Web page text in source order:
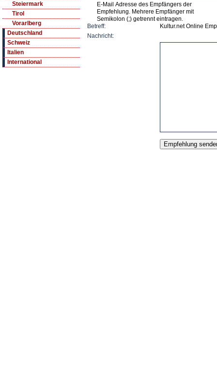
Steiermark
Tirol
Vorarlberg
Deutschland
Schweiz
Italien
International
E-Mail Adresse des Empfängers der
Empfehlung. Mehrere Empfänger mit
Semikolon (;) getrennt eintragen.
Betreff:
Kultur.net Online
Nachricht: